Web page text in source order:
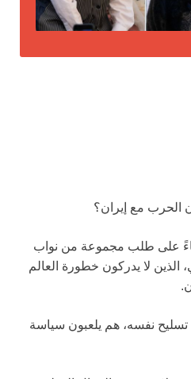
الحرب مع إيران؟
على طلب مجموعة من نواب
الذين لا يدركون خطورة العالم
تسليح نفسه، هم يلعبون سياسة